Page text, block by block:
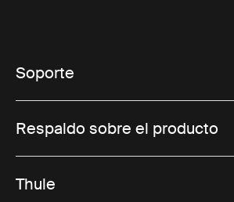
Soporte
Respaldo sobre el producto
Thule